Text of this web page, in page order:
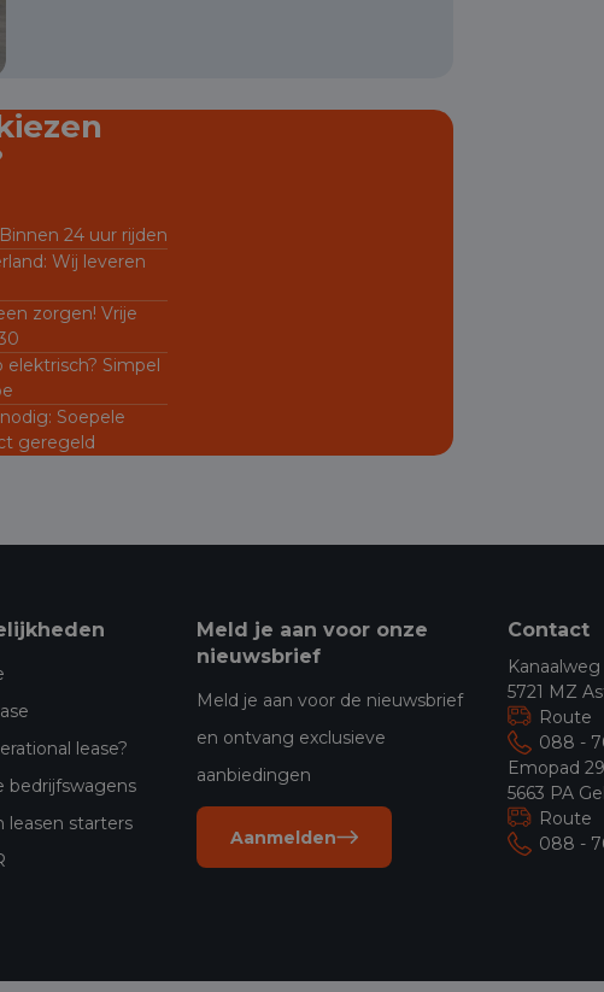
24 uur rijden
Wij leveren
zorgen! Vrije
elektrisch? Simpel
Soepele
geregeld
lease?
bedrijfswagens
leasen starters
Meld je aan voor onze
nieuwsbrief
Meld je aan voor de nieuwsbrief
en ontvang exclusieve
aanbiedingen
Aanmelden
Contact
5721 MZ
Route
088 -
Emopad
5663 PA
Route
088 -